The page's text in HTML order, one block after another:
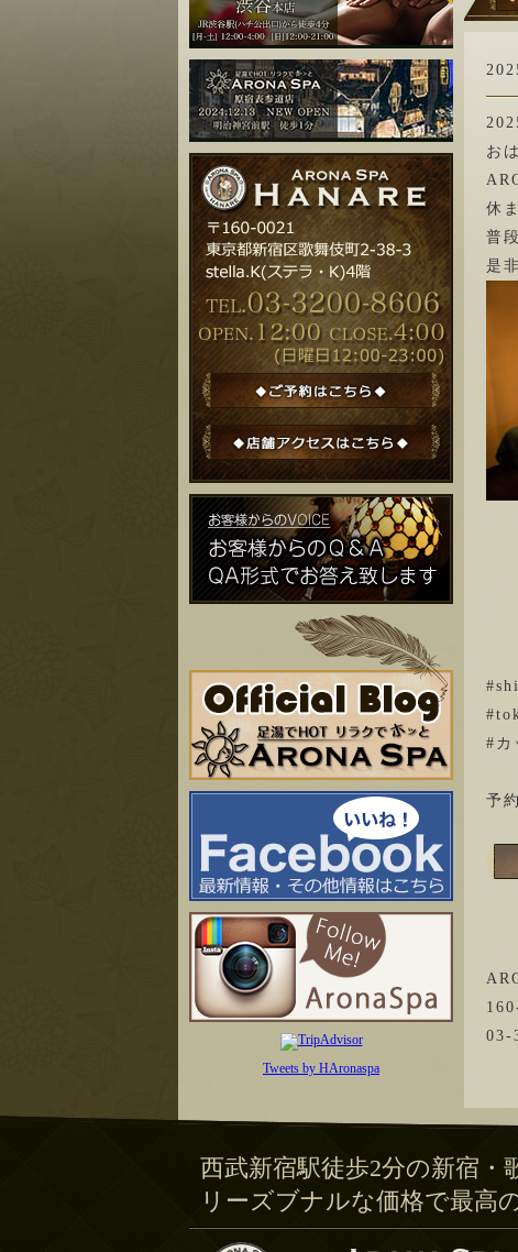
お
休
普
是
#カ
予
03-
Tweets by HAronaspa
西武新宿駅徒歩2分の新宿・
リーズブナルな価格で最高